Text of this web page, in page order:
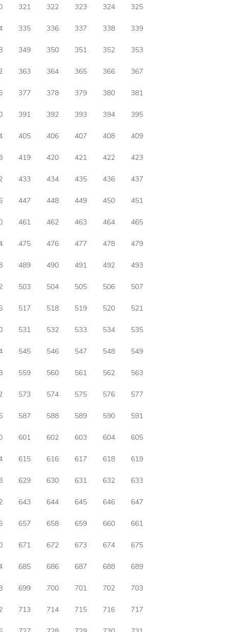
321 322 323 324 325
335 336 337 338 339
349 350 351 352 353
363 364 365 366 367
377 378 379 380 381
391 392 393 394 395
405 406 407 408 409
419 420 421 422 423
433 434 435 436 437
447 448 449 450 451
461 462 463 464 465
475 476 477 478 479
489 490 491 492 493
503 504 505 506 507
517 518 519 520 521
531 532 533 534 535
545 546 547 548 549
559 560 561 562 563
573 574 575 576 577
587 588 589 590 591
601 602 603 604 605
615 616 617 618 619
629 630 631 632 633
643 644 645 646 647
657 658 659 660 661
671 672 673 674 675
685 686 687 688 689
699 700 701 702 703
713 714 715 716 717